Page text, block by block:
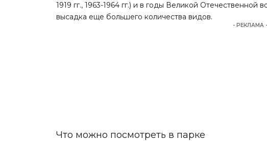
1919 гг., 1963-1964 гг.) и в годы Великой
высадка еще большего количества видов.
- РЕКЛАМА -
Что можно посмотреть в парке